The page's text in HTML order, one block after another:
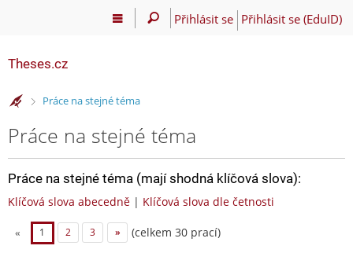
Přihlásit se Přihlásit se (EduID)
Theses.cz
>Práce na stejné téma
Práce na stejné téma
Práce na stejné téma (mají shodná klíčová slova):
Klíčová slova abecedně | Klíčová slova dle četnosti
« 1 2 3 » (celkem 30 prací)